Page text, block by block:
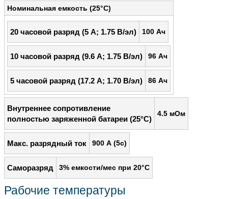
Номинальная емкость (25°С)
20 часовой разряд (5 А; 1.75 В/эл) 100 Ач
10 часовой разряд (9.6 А; 1.75 В/эл) 96 Ач
5 часовой разряд (17.2 А; 1.70 В/эл) 86 Ач
Внутреннее сопротивление
полностью заряженной батареи (25°С)
4.5 мОм
Макс. разрядный ток 900 А (5с)
Саморазряд 3% емкости/мес при 20°С
Рабочие температуры